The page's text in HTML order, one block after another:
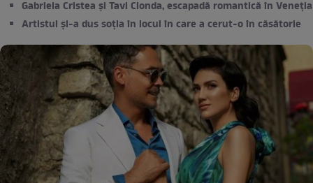
Gabriela Cristea și Tavi Clonda, escapadă romantică în Veneția
Artistul și-a dus soția în locul în care a cerut-o în căsătorie